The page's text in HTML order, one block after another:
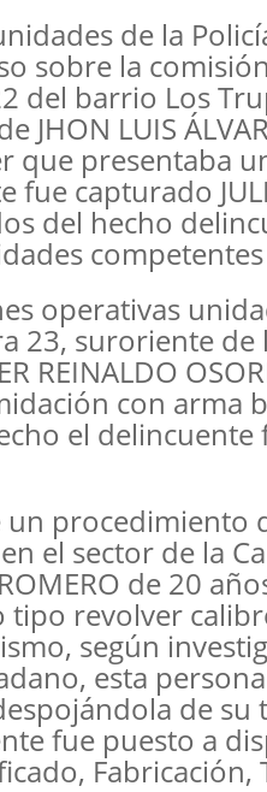
de la
sobre la
del barrio Los
JHON LUIS
que presentaba
capturado
del hecho
operativas
23, suroriente
REINALDO
con arma
el
procedimiento
el sector de la
de 20
revolver
según
esta
de
fue puesto a